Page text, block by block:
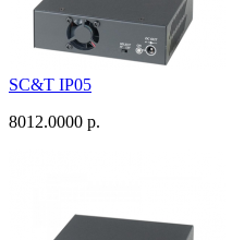
SC&T IP05
8012.0000 р.